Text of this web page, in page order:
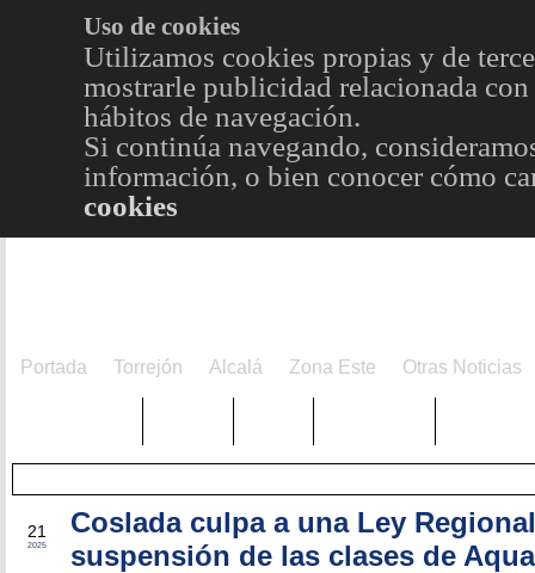
Uso de cookies
Utilizamos cookies propias y de
mostrarle publicidad relacionada
hábitos de navegación.
Si continúa navegando,
información, o bien conocer cómo
cookies
Portada Torrejón Alcalá Zona Este Otras Noticias
21
2025
Coslada culpa a una Ley
suspensión de las clases de